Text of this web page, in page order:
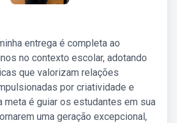
entrega é completa ao
no contexto escolar, adotando
que valorizam relações
por criatividade e
meta é guiar os estudantes em sua
uma geração excepcional,